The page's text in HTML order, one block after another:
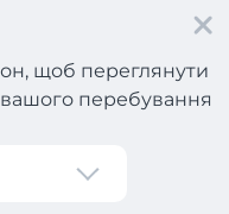
щоб переглянути
вашого перебування